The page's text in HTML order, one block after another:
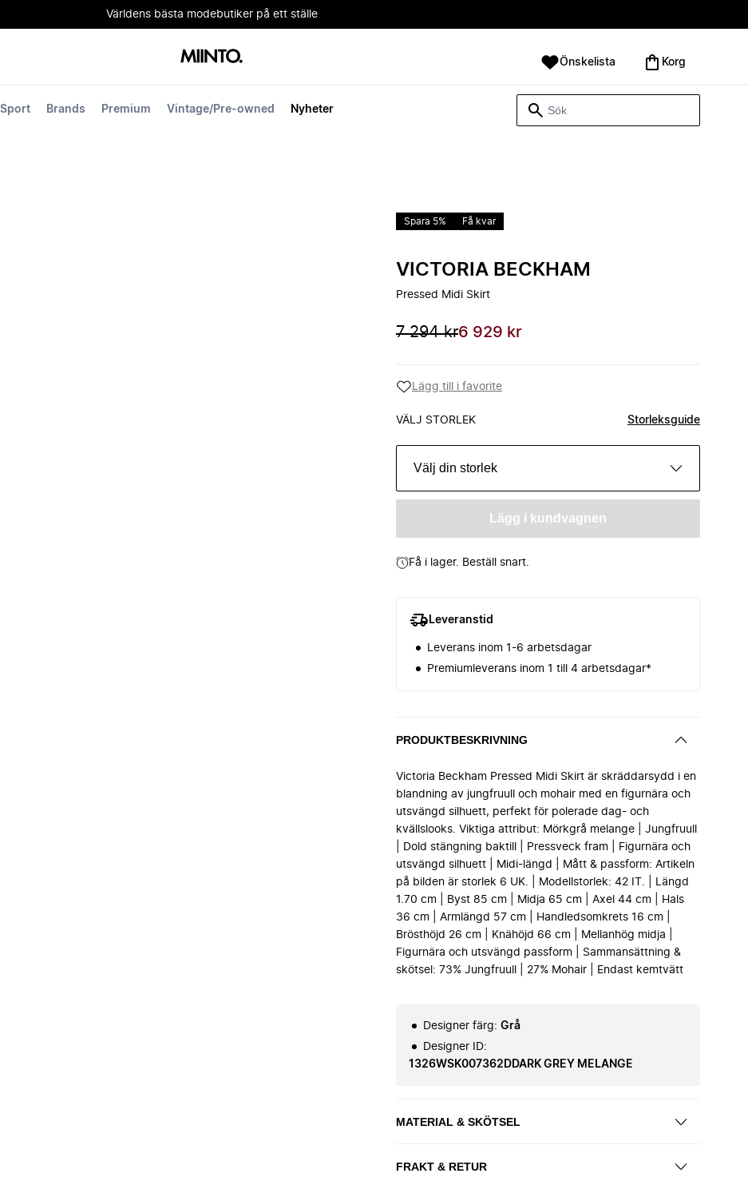
Världens bästa modebutiker på ett ställe
Sport Brands Premium Vintage/Pre-owned Nyheter
Önskelista Korg
Spara 5% Få kvar
VICTORIA BECKHAM
Pressed Midi Skirt
7 294 kr6 929 kr
Lägg till i favorite
VÄLJ STORLEK Storleksguide
Välj din storlek
Lägg i kundvagnen
Få i lager. Beställ snart.
Leveranstid
Leverans inom 1-6 arbetsdagar
Premiumleverans inom 1 till 4 arbetsdagar*
PRODUKTBESKRIVNING
Victoria Beckham Pressed Midi Skirt är skräddarsydd i en
blandning av jungfruull och mohair med en figurnära och
utsvängd silhuett, perfekt för polerade dag- och
kvällslooks. Viktiga attribut: Mörkgrå melange | Jungfruull
| Dold stängning baktill | Pressveck fram | Figurnära och
utsvängd silhuett | Midi-längd | Mått & passform: Artikeln
på bilden är storlek 6 UK. | Modellstorlek: 42 IT. | Längd
1.70 cm | Byst 85 cm | Midja 65 cm | Axel 44 cm | Hals
36 cm | Armlängd 57 cm | Handledsomkrets 16 cm |
Brösthöjd 26 cm | Knähöjd 66 cm | Mellanhög midja |
Figurnära och utsvängd passform | Sammansättning &
skötsel: 73% Jungfruull | 27% Mohair | Endast kemtvätt
Designer färg: Grå
Designer ID:
1326WSK007362DDARK GREY MELANGE
MATERIAL & SKÖTSEL
FRAKT & RETUR